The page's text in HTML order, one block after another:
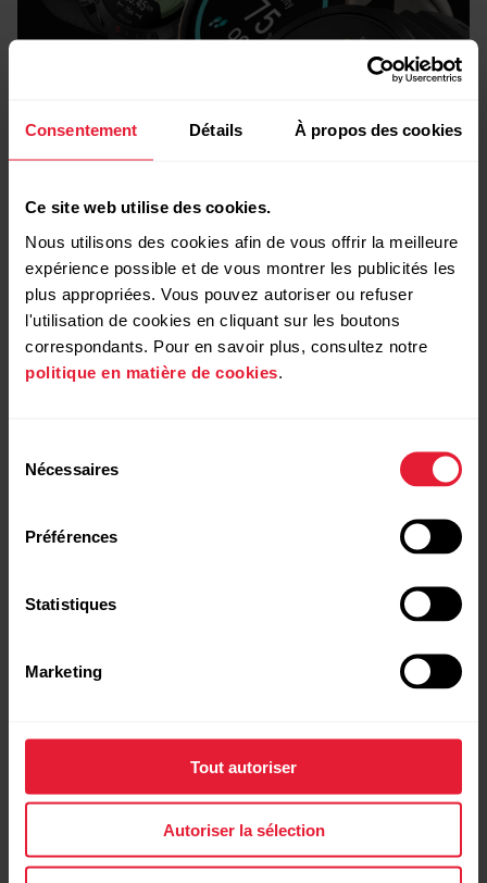
Consentement Détails À propos des cookies
Ce site web utilise des cookies.
Nous utilisons des cookies afin de vous offrir la meilleure
expérience possible et de vous montrer les publicités les
plus appropriées. Vous pouvez autoriser ou refuser
l'utilisation de cookies en cliquant sur les boutons
correspondants. Pour en savoir plus, consultez notre
politique en matière de cookies
Nécessaires
Préférences
Statistiques
Marketing
Tout autoriser
Autoriser la sélection
Rapide présentation
Quelle montre Polar
vous convient ?
Rapide présentation